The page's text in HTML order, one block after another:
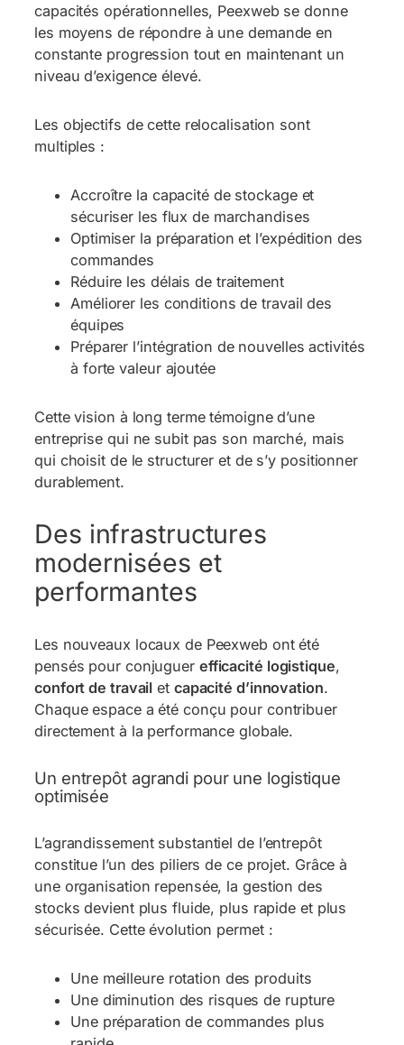
capacités opérationnelles, Peexweb se donne
les moyens de répondre à une demande en
constante progression tout en maintenant un
niveau d’exigence élevé.
Les objectifs de cette relocalisation sont
multiples :
Accroître la capacité de stockage et
sécuriser les flux de marchandises
Optimiser la préparation et l’expédition des
commandes
Réduire les délais de traitement
Améliorer les conditions de travail des
équipes
Préparer l’intégration de nouvelles activités
à forte valeur ajoutée
Cette vision à long terme témoigne d’une
entreprise qui ne subit pas son marché, mais
qui choisit de le structurer et de s’y positionner
durablement.
Des infrastructures
modernisées et
performantes
Les nouveaux locaux de Peexweb ont été
pensés pour conjuguer efficacité logistique,
confort de travail et capacité d’innovation.
Chaque espace a été conçu pour contribuer
directement à la performance globale.
Un entrepôt agrandi pour une logistique
optimisée
L’agrandissement substantiel de l’entrepôt
constitue l’un des piliers de ce projet. Grâce à
une organisation repensée, la gestion des
stocks devient plus fluide, plus rapide et plus
sécurisée. Cette évolution permet :
Une meilleure rotation des produits
Une diminution des risques de rupture
Une préparation de commandes plus